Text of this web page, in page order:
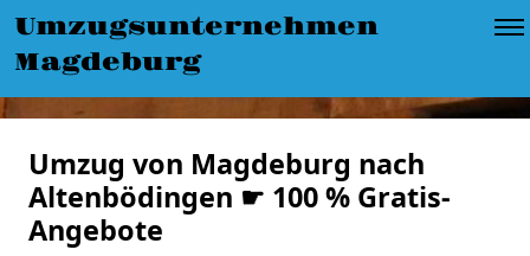
Umzugsunternehmen
Magdeburg
Umzug von Magdeburg nach
Altenbödingen ☛ 100 % Gratis-
Angebote